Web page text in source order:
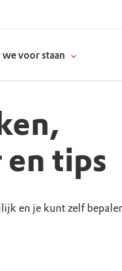
voor staan
tips
en je kunt zelf